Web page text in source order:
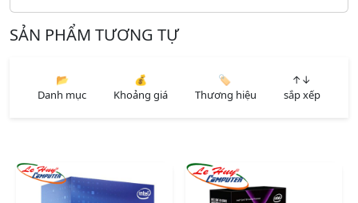
SẢN PHẨM TƯƠNG TỰ
📂
Danh mục
💰
Khoảng giá
🏷️
Thương hiệu
↑↓
sắp xếp